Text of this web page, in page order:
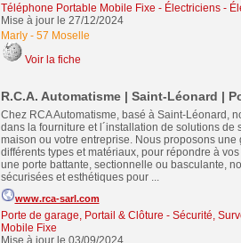
Téléphone Portable Mobile Fixe - Électriciens -
Mise à jour le 27/12/2024
Marly- 57 Moselle
Voir la fiche
R.C.A. Automatisme | Saint-Léonard |
Chez RCA Automatisme, basé à Saint-Léonard,
dans la fourniture et l´installation de solutions de
maison ou votre entreprise. Nous proposons
différents types et matériaux, pour répondre à
une porte battante, sectionnelle ou basculante,
sécurisées et esthétiques pour ...
www.rca-sarl.com
Porte de garage, Portail & Clôture - Sécurité,
Mobile Fixe
Mise à jour le 03/09/2024